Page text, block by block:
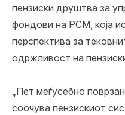
пензиски друштва за
фондови на РСМ, која
перспектива за
одржливост на
„Пет меѓусебно
соочува пензискиот